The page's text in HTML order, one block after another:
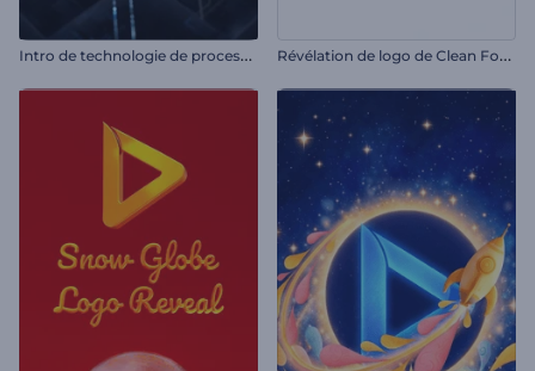
I
ntro de technologie de processeurs R
évélation de logo de Clean Forming